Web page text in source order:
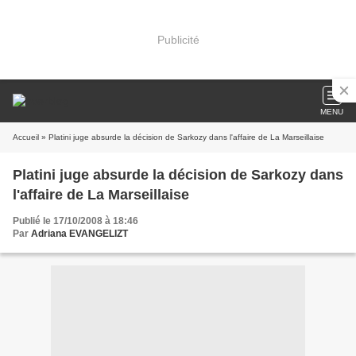
Publicité
MENU
Accueil » Platini juge absurde la décision de Sarkozy dans l'affaire de La Marseillaise
Platini juge absurde la décision de Sarkozy dans
l'affaire de La Marseillaise
Publié le 17/10/2008 à 18:46
Par Adriana EVANGELIZT